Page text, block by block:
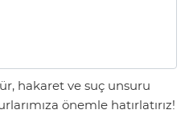
hakaret ve suç unsuru
önemle hatırlatırız!